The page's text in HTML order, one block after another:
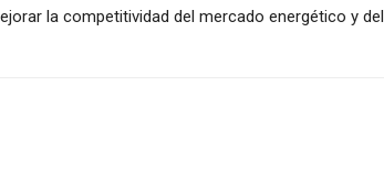
la competitividad del mercado energético y del